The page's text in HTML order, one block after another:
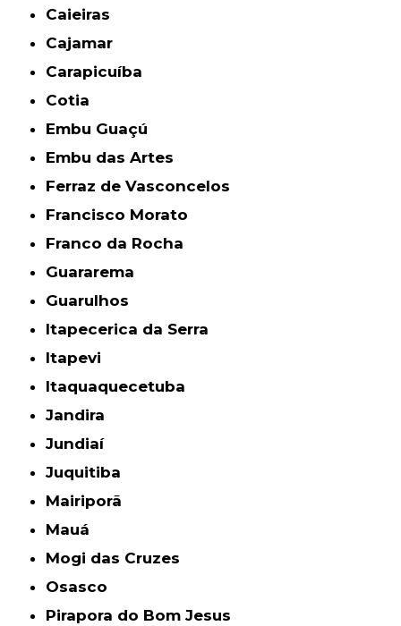
Caieiras
Cajamar
Carapicuíba
Cotia
Embu Guaçú
Embu das Artes
Ferraz de Vasconcelos
Francisco Morato
Franco da Rocha
Guararema
Guarulhos
Itapecerica da Serra
Itapevi
Itaquaquecetuba
Jandira
Jundiaí
Juquitiba
Mairiporã
Mauá
Mogi das Cruzes
Osasco
Pirapora do Bom Jesus